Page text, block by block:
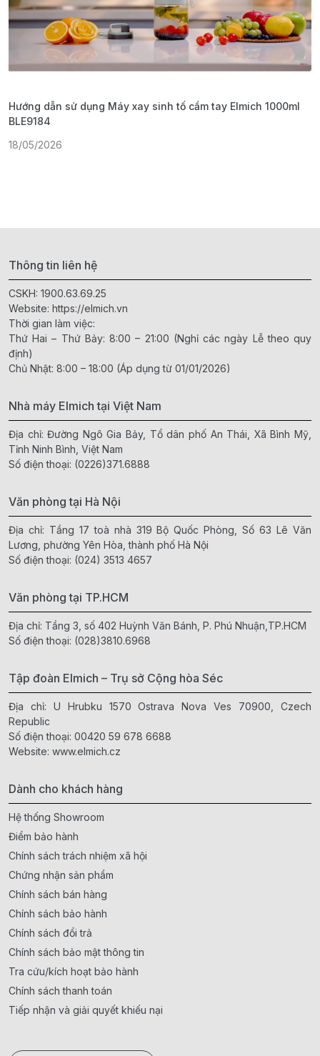
Hướng dẫn sử dụng Máy xay sinh tố cầm tay Elmich 1000ml
BLE9184
18/05/2026
Thông tin liên hệ
CSKH: 1900.63.69.25
Website: https://elmich.vn
Thời gian làm việc:
Thứ Hai – Thứ Bảy: 8:00 – 21:00 (Nghỉ các ngày Lễ theo quy
định)
Chủ Nhật: 8:00 – 18:00 (Áp dụng từ 01/01/2026)
Nhà máy Elmich tại Việt Nam
Địa chỉ: Đường Ngô Gia Bảy, Tổ dân phố An Thái, Xã Bình Mỹ,
Tỉnh Ninh Bình, Việt Nam
Số điện thoại: (0226)371.6888
Văn phòng tại Hà Nội
Địa chỉ: Tầng 17 toà nhà 319 Bộ Quốc Phòng, Số 63 Lê Văn
Lương, phường Yên Hòa, thành phố Hà Nội
Số điện thoại: (024) 3513 4657
Văn phòng tại TP.HCM
Địa chỉ: Tầng 3, số 402 Huỳnh Văn Bánh, P. Phú Nhuận,TP.HCM
Số điện thoại: (028)3810.6968
Tập đoàn Elmich – Trụ sở Cộng hòa Séc
Địa chỉ: U Hrubku 1570 Ostrava Nova Ves 70900, Czech
Republic
Số điện thoại: 00420 59 678 6688
Website: www.elmich.cz
Dành cho khách hàng
Hệ thống Showroom
Điểm bảo hành
Chính sách trách nhiệm xã hội
Chứng nhận sản phẩm
Chính sách bán hàng
Chính sách bảo hành
Chính sách đổi trả
Chính sách bảo mật thông tin
Tra cứu/kích hoạt bảo hành
Chính sách thanh toán
Tiếp nhận và giải quyết khiếu nại